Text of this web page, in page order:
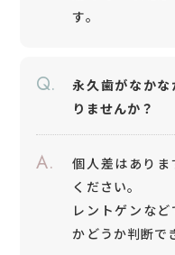
す。
Q.
永久歯がなか
りませんか？
A.
個人差はあり
ください。
レントゲンな
かどうか判断で